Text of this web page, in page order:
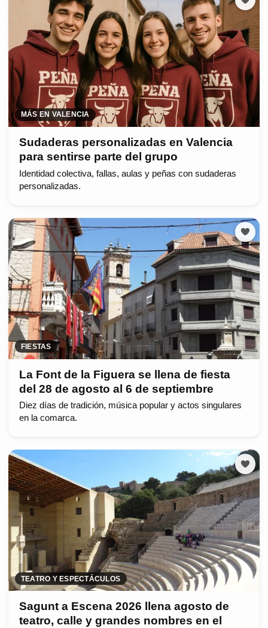
MÁS EN VALENCIA
Sudaderas personalizadas en Valencia
para sentirse parte del grupo
Identidad colectiva, fallas, aulas y peñas con sudaderas
personalizadas.
FIESTAS
La Font de la Figuera se llena de fiesta
del 28 de agosto al 6 de septiembre
Diez días de tradición, música popular y actos singulares
en la comarca.
TEATRO Y ESPECTÁCULOS
Sagunt a Escena 2026 llena agosto de
teatro, calle y grandes nombres en el